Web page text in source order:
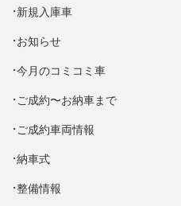
新規入庫車
お知らせ
今月のコミコミ車
ご成約〜お納車まで
ご成約車両情報
納車式
整備情報